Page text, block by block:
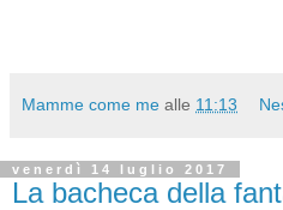
Mamme come me alle 11:13
venerdì 14 luglio 2017
La bacheca della